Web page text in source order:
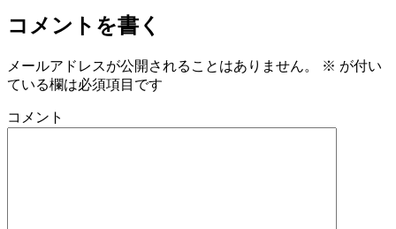
コメントを書く
メールアドレスが公開されることはありません。 ※ が付い
ている欄は必須項目です
コメント